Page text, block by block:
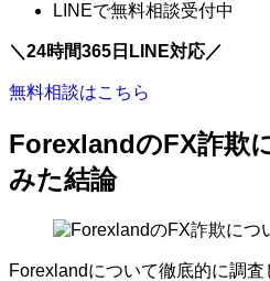
LINEで無料相談受付中
＼24時間365日LINE対応／
無料相談はこちら
ForexlandのFX詐欺
みた結論
Forexlandについて徹底的に調